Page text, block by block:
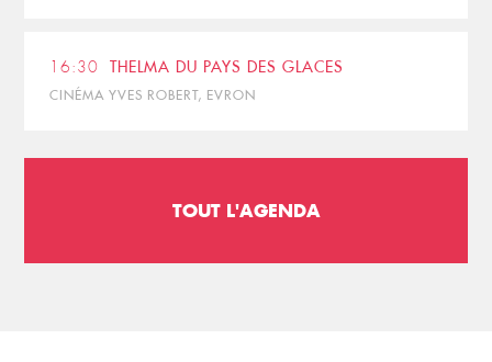
16:30 THELMA DU PAYS DES GLACES
CINÉMA YVES ROBERT, EVRON
TOUT L'AGENDA